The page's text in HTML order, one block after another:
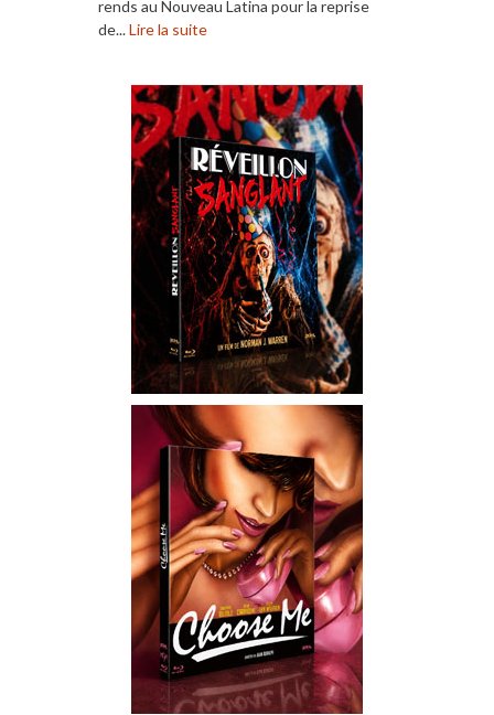
rends au Nouveau Latina pour la reprise
de...Lire la suite